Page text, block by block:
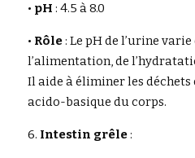
• pH : 4.5 à 8.0
• Rôle : Le pH de l’urine
l’alimentation, de
Il aide à éliminer les
acido-basique du corps.
6. Intestin grêle :